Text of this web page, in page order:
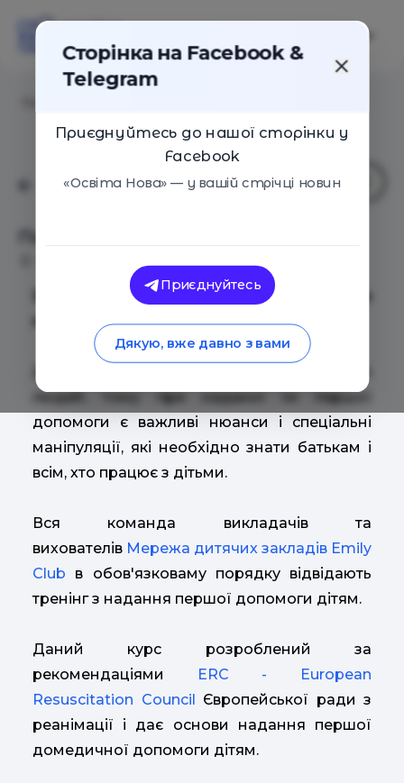
Перша допомога дітям
Запрошуємо на тренінг по наданню
першої допомоги дітям!
людей, тому при наданні їм першої
допомоги є важливі нюанси і спеціальні
маніпуляції, які необхідно знати батькам і
всім, хто працює з дітьми.
Вся команда викладачів та
вихователів Мережа дитячих закладів Emily
Club в обов'язковаму порядку відвідають
тренінг з надання першої допомоги дітям.
Даний курс розроблений за
рекомендаціями
ERC - European
Resuscitation Council Європейської ради з
реанімації і дає основи надання першої
домедичної допомоги дітям.
Сторінка на Facebook &
Telegram
Приєднуйтесь до нашої сторінки у
Facebook
«Освіта Нова» — у вашій стрічці новин
Приєднуйтесь
Дякую, вже давно з вами